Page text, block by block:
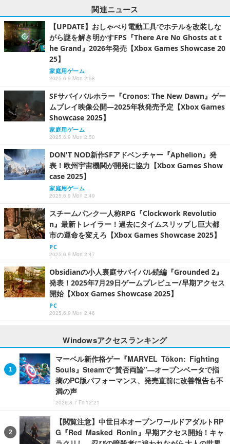
関連ニュース
【UPDATE】おしゃべり電動工具でホテルを改装しな
がら謎を解き明かすFPS『There Are No Ghosts at t
he Grand』2026年発売【Xbox Games Showcase 20
25】
家庭用ゲーム
2025.6.9 Mon 2:58
SFサバイバルホラー『Cronos: The New Dawn』ゲー
ムプレイ映像公開―2025年秋発売予定【Xbox Games
Showcase 2025】
家庭用ゲーム
2025.6.9 Mon 2:50
DON'T NOD新作SFアドベンチャー『Aphelion』発
表！欧州宇宙機関が開発に協力【Xbox Games Show
case 2025】
家庭用ゲーム
2025.6.9 Mon 2:49
スチームパンク一人称RPG『Clockwork Revolutio
n』最新トレイラー！過去にタイムスリップし巨大都
市の運命を変えろ【Xbox Games Showcase 2025】
PC
2025.6.9 Mon 2:47
Obsidianの小人裏庭サバイバル続編『Grounded 2』
発表！2025年7月29日ゲームプレビュー/早期アクセス
開始【Xbox Games Showcase 2025】
PC
2025.6.9 Mon 2:46
Windowsアクセスランキング
マーベル新作格ゲー『MARVEL Tōkon: Fighting
Souls』Steamで“賛否両論”―オープンベータで指
摘のPC版パフォーマンス、発売直前に改善報告も不
満の声
2026.8.7 Fri 12:21
【閲覧注意】中世日本オープンワールドアダルトRP
G『Red Masked Ronin』早期アクセス開始！キャ